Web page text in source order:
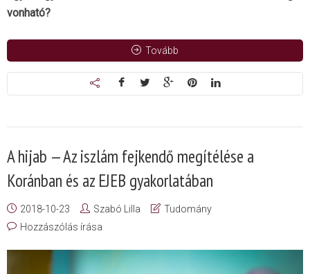
vonható?
Tovább
A hijab — Az iszlám fejkendő megítélése a
Koránban és az EJEB gyakorlatában
2018-10-23 Szabó Lilla
Tudomány
Hozzászólás írása